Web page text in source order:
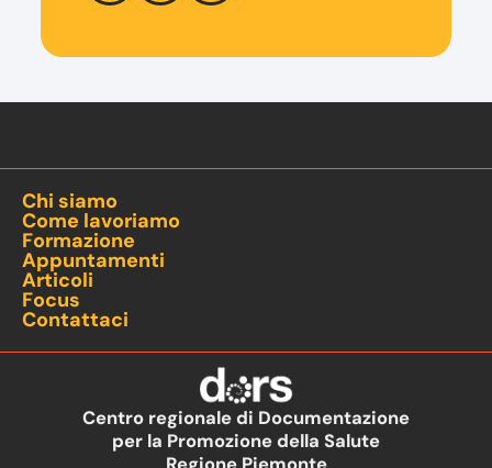
Chi siamo
Come lavoriamo
Formazione
Appuntamenti
Articoli
Focus
Contattaci
Centro regionale di Documentazione
per la Promozione della Salute